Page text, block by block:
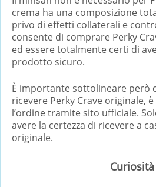
crema ha una composizione
privo di effetti collaterali e
consente di comprare Perky
ed essere totalmente certi di
prodotto sicuro.
È importante sottolineare però
ricevere Perky Crave originale,
l’ordine tramite sito ufficiale.
avere la certezza di ricevere a
originale.
Curiosità